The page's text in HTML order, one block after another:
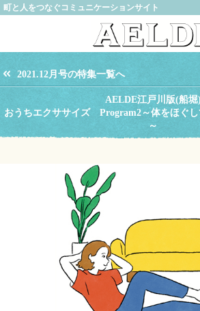
町と人をつなぐコミュニケーションサイト
2021.12月号の特集一覧へ
AELDE江戸川版(船堀)
おうちエクササイズ Program2～体をほぐ
～